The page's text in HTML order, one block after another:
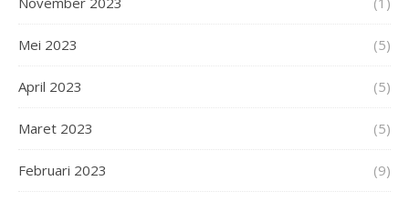
Mei 2023 (5)
April 2023 (5)
Maret 2023 (5)
Februari 2023 (9)